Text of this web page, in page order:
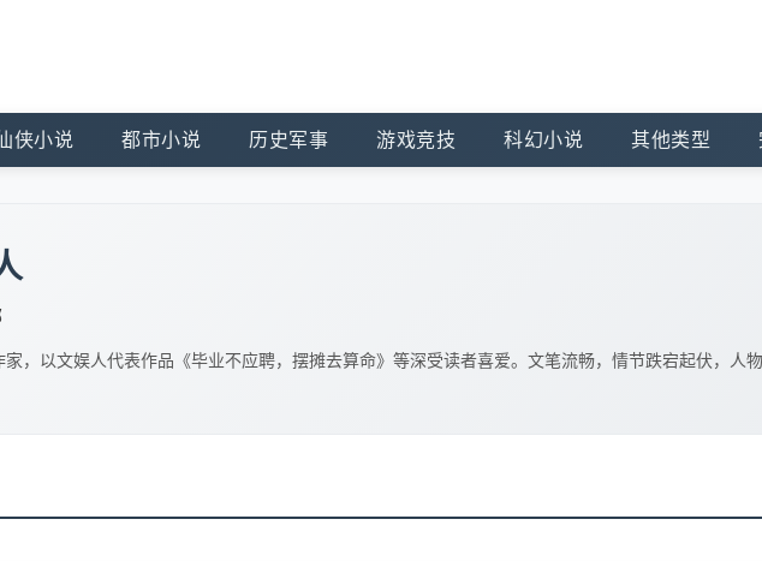
侠小说 都市小说 历史军事 游戏竞技 科幻小说 其他类型
，以文娱人代表作品《毕业不应聘，摆摊去算命》等深受读者喜爱。文笔流畅，情节跌宕起伏，人